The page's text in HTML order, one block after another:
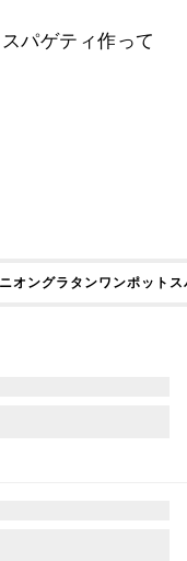
パゲティ作って
オングラタンワンポット